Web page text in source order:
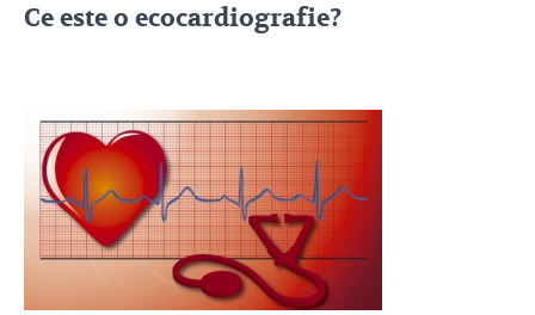
Ce este o ecocardiografie?